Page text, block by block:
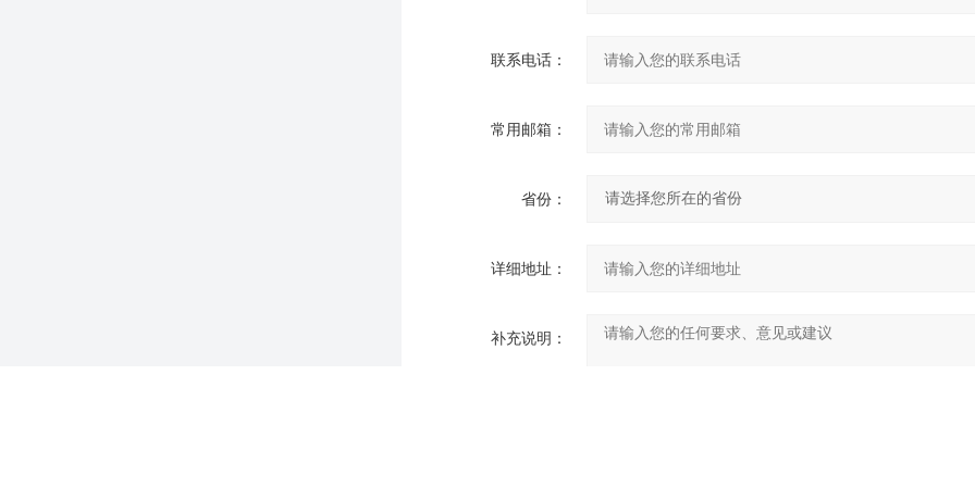
联系电话：
常用邮箱：
省份：
详细地址：
补充说明：